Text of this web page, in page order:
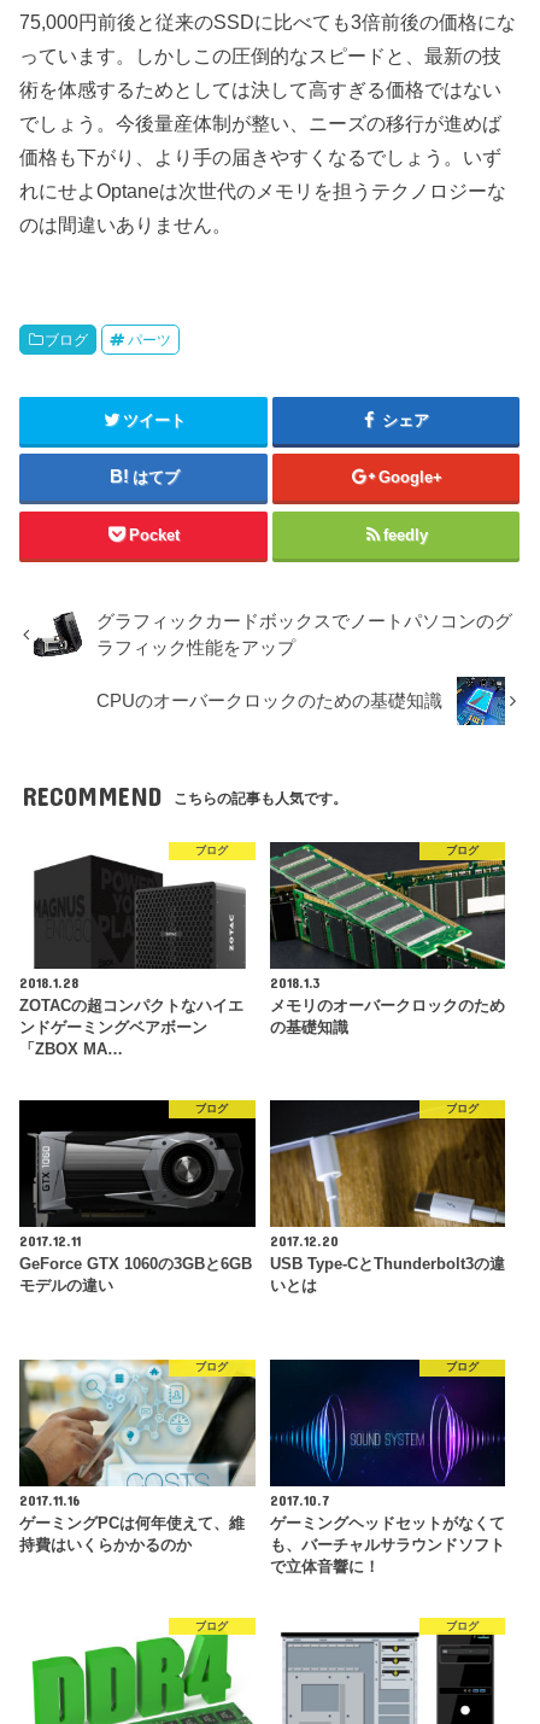
75,000円前後と従来のSSDに比べても3倍前後の価格にな
っています。しかしこの圧倒的なスピードと、最新の技
術を体感するためとしては決して高すぎる価格ではない
でしょう。今後量産体制が整い、ニーズの移行が進めば
価格も下がり、より手の届きやすくなるでしょう。いず
れにせよOptaneは次世代のメモリを担うテクノロジーな
のは間違いありません。
ブログ パーツ
ツイート シェア
はてブ Google+
Pocket feedly
グラフィックカードボックスでノートパソコンのグ
ラフィック性能をアップ
CPUのオーバークロックのための基礎知識
RECOMMEND こちらの記事も人気です。
ブログ
2018.1.28
ZOTACの超コンパクトなハイエ
ンドゲーミングベアボーン
「ZBOX MA…
ブログ
2018.1.3
メモリのオーバークロックのため
の基礎知識
ブログ
2017.12.11
GeForce GTX 1060の3GBと6GB
モデルの違い
ブログ
2017.12.20
USB Type-CとThunderbolt3の違
いとは
ブログ
2017.11.16
ゲーミングPCは何年使えて、維
持費はいくらかかるのか
ブログ
2017.10.7
ゲーミングヘッドセットがなくて
も、バーチャルサラウンドソフト
で立体音響に！
ブログ ブログ